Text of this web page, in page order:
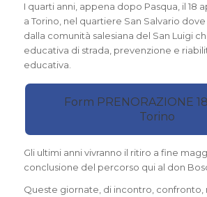
I quarti anni, appena dopo Pasqua, il 18
a Torino, nel quartiere San Salvario
dalla comunità salesiana del San Luigi
educativa di strada, prevenzione e
educativa.
Form PRENORAZIONE
Torino
Gli ultimi anni vivranno il ritiro a fine
conclusione del percorso qui al don
Queste giornate, di incontro, confronto,